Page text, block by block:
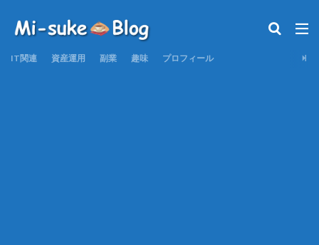
IT関連 資産運用 副業 趣味 プロフィール